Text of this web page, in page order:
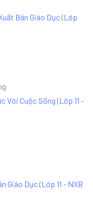
Bản Giáo Dục(Lớp
Với Cuộc Sống (Lớp 11 -
Giáo Dục(Lớp 11 - NXB